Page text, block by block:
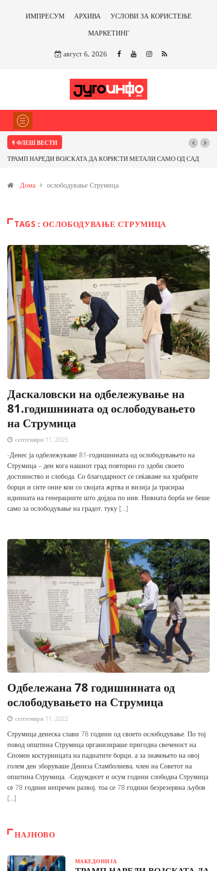
ИМПРЕСУМ АРХИВА
УСЛОВИ ЗА КОРИСТЕЊЕ
МАРКЕТИНГ
август 6, 2026
ФЛЕШ ВЕСТИ
ДА КОРИСТИ МЕТАЛИ САМО ОД САД
Почнува
Дома ослободување Струмица
TAGS : ОСЛОБОДУВАЊЕ СТРУМИЦА
Даскаловски на одбележување на
81.годишнината од ослободувањето
на Струмица
септември 11, 2025
-Денес ја одбележуваме 81-годишнината од ослободувањето на
Струмица – ден кога нашиот град повторно го здоби своето
достоинство и слобода. Со благодарност се сеќаваме на храбрите
борци и сите оние кои со својата жртва и визија ја трасираа
иднината на генерациите што дојдоа по нив. Нивната борба не беше
само за ослободување на градот, туку […]
Одбележана 78 годишнината од
ослободувањето на Струмица
септември 11, 2022
Струмица денеска слави 78 години од своето ослободување. По тој
повод општина Струмица организираше пригодна свеченост на
Спомен костурницата на паднатите борци, а за значењето на овој
голем ден зборуваше Дениза Стамболиева, член на Советот на
општина Струмица. -Седумдесет и осум години слободна Струмица
се 78 години непречен развој, тоа се 78 години безрезервна љубов
[…]
НАЈНОВО
МАКЕДОНИЈА